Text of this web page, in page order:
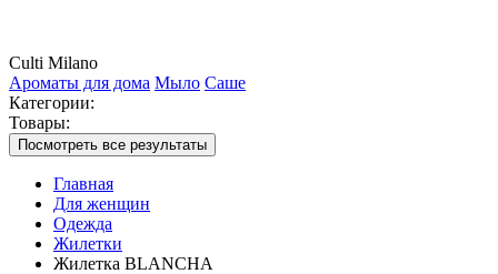
Culti Milano
Ароматы для дома Мыло Саше
Категории:
Товары:
Посмотреть все результаты
Главная
Для женщин
Одежда
Жилетки
Жилетка BLANCHA